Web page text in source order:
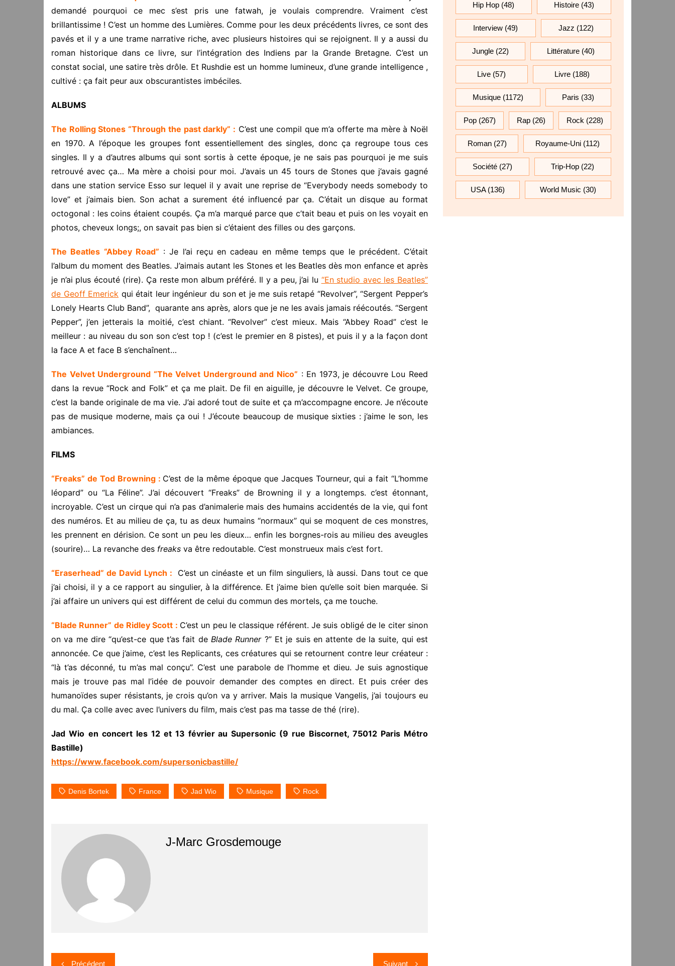
demandé pourquoi ce mec s’est pris une fatwah, je voulais comprendre. Vraiment c’est
brillantissime ! C’est un homme des Lumières. Comme pour les deux précédents livres, ce sont des
pavés et il y a une trame narrative riche, avec plusieurs histoires qui se rejoignent. Il y a aussi du
roman historique dans ce livre, sur l’intégration des Indiens par la Grande Bretagne. C’est un
constat social, une satire très drôle. Et Rushdie est un homme lumineux, d’une grande intelligence ,
cultivé : ça fait peur aux obscurantistes imbéciles.
ALBUMS
The Rolling Stones “Through the past darkly” : C’est une compil que m’a offerte ma mère à Noël
en 1970. A l’époque les groupes font essentiellement des singles, donc ça regroupe tous ces
singles. Il y a d’autres albums qui sont sortis à cette époque, je ne sais pas pourquoi je me suis
retrouvé avec ça… Ma mère a choisi pour moi. J’avais un 45 tours de Stones que j’avais gagné
dans une station service Esso sur lequel il y avait une reprise de “Everybody needs somebody to
love” et j’aimais bien. Son achat a surement été influencé par ça. C’était un disque au format
octogonal : les coins étaient coupés. Ça m’a marqué parce que c’tait beau et puis on les voyait en
photos, cheveux longs;, on savait pas bien si c’étaient des filles ou des garçons.
The Beatles “Abbey Road” : Je l’ai reçu en cadeau en même temps que le précédent. C’était
l’album du moment des Beatles. J’aimais autant les Stones et les Beatles dès mon enfance et après
je n’ai plus écouté (rire). Ça reste mon album préféré. Il y a peu, j’ai lu “En studio avec les Beatles”
de Geoff Emerick qui était leur ingénieur du son et je me suis retapé “Revolver”, “Sergent Pepper’s
Lonely Hearts Club Band”, quarante ans après, alors que je ne les avais jamais réécoutés. “Sergent
Pepper”, j’en jetterais la moitié, c’est chiant. “Revolver” c’est mieux. Mais “Abbey Road” c’est le
meilleur : au niveau du son son c’est top ! (c’est le premier en 8 pistes), et puis il y a la façon dont
la face A et face B s’enchaînent…
The Velvet Underground “The Velvet Underground and Nico” : En 1973, je découvre Lou Reed
dans la revue “Rock and Folk” et ça me plait. De fil en aiguille, je découvre le Velvet. Ce groupe,
c’est la bande originale de ma vie. J’ai adoré tout de suite et ça m’accompagne encore. Je n’écoute
pas de musique moderne, mais ça oui ! J’écoute beaucoup de musique sixties : j’aime le son, les
ambiances.
FILMS
“Freaks” de Tod Browning : C’est de la même époque que Jacques Tourneur, qui a fait “L’homme
léopard” ou “La Féline”. J’ai découvert “Freaks” de Browning il y a longtemps. c’est étonnant,
incroyable. C’est un cirque qui n’a pas d’animalerie mais des humains accidentés de la vie, qui font
des numéros. Et au milieu de ça, tu as deux humains “normaux” qui se moquent de ces monstres,
les prennent en dérision. Ce sont un peu les dieux… enfin les borgnes-rois au milieu des aveugles
(sourire)… La revanche des freaks va être redoutable. C’est monstrueux mais c’est fort.
“Eraserhead” de David Lynch :
C’est un cinéaste et un film singuliers, là aussi. Dans tout ce que
j’ai choisi, il y a ce rapport au singulier, à la différence. Et j’aime bien qu’elle soit bien marquée. Si
j’ai affaire un univers qui est différent de celui du commun des mortels, ça me touche.
“Blade Runner” de Ridley Scott : C’est un peu le classique référent. Je suis obligé de le citer sinon
on va me dire “qu’est-ce que t’as fait de Blade Runner?” Et je suis en attente de la suite, qui est
annoncée. Ce que j’aime, c’est les Replicants, ces créatures qui se retournent contre leur créateur :
“là t’as déconné, tu m’as mal conçu”. C’est une parabole de l’homme et dieu. Je suis agnostique
mais je trouve pas mal l’idée de pouvoir demander des comptes en direct. Et puis créer des
humanoïdes super résistants, je crois qu’on va y arriver. Mais la musique Vangelis, j’ai toujours eu
du mal. Ça colle avec avec l’univers du film, mais c’est pas ma tasse de thé (rire).
Jad Wio en concert les 12 et 13 février au Supersonic (9 rue Biscornet, 75012 Paris Métro
Bastille)
https://www.facebook.com/supersonicbastille/
Denis Bortek France Jad Wio Musique Rock
J-Marc Grosdemouge
Navigation
Précédent Suivant
Hip Hop (48) Histoire(43)
Interview (49) Jazz (122)
Jungle (22) Littérature (40)
Live (57) Livre(188)
Musique(1172) Paris (33)
Pop (267) Rap (26) Rock (228)
Roman(27) Royaume-Uni(112)
Société(27) Trip-Hop (22)
USA(136) World Music (30)